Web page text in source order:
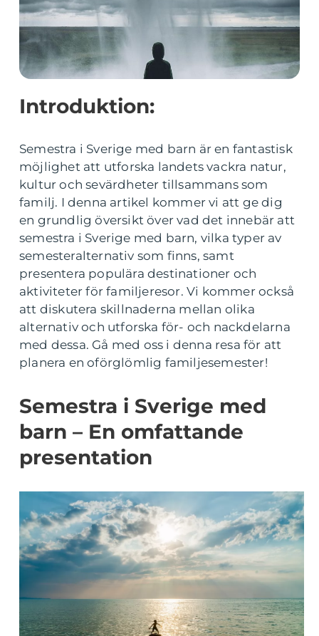
Introduktion:
Semestra i Sverige med barn är en fantastisk
möjlighet att utforska landets vackra natur,
kultur och sevärdheter tillsammans som
familj. I denna artikel kommer vi att ge dig
en grundlig översikt över vad det innebär att
semestra i Sverige med barn, vilka typer av
semesteralternativ som finns, samt
presentera populära destinationer och
aktiviteter för familjeresor. Vi kommer också
att diskutera skillnaderna mellan olika
alternativ och utforska för- och nackdelarna
med dessa. Gå med oss i denna resa för att
planera en oförglömlig familjesemester!
Semestra i Sverige med
barn – En omfattande
presentation